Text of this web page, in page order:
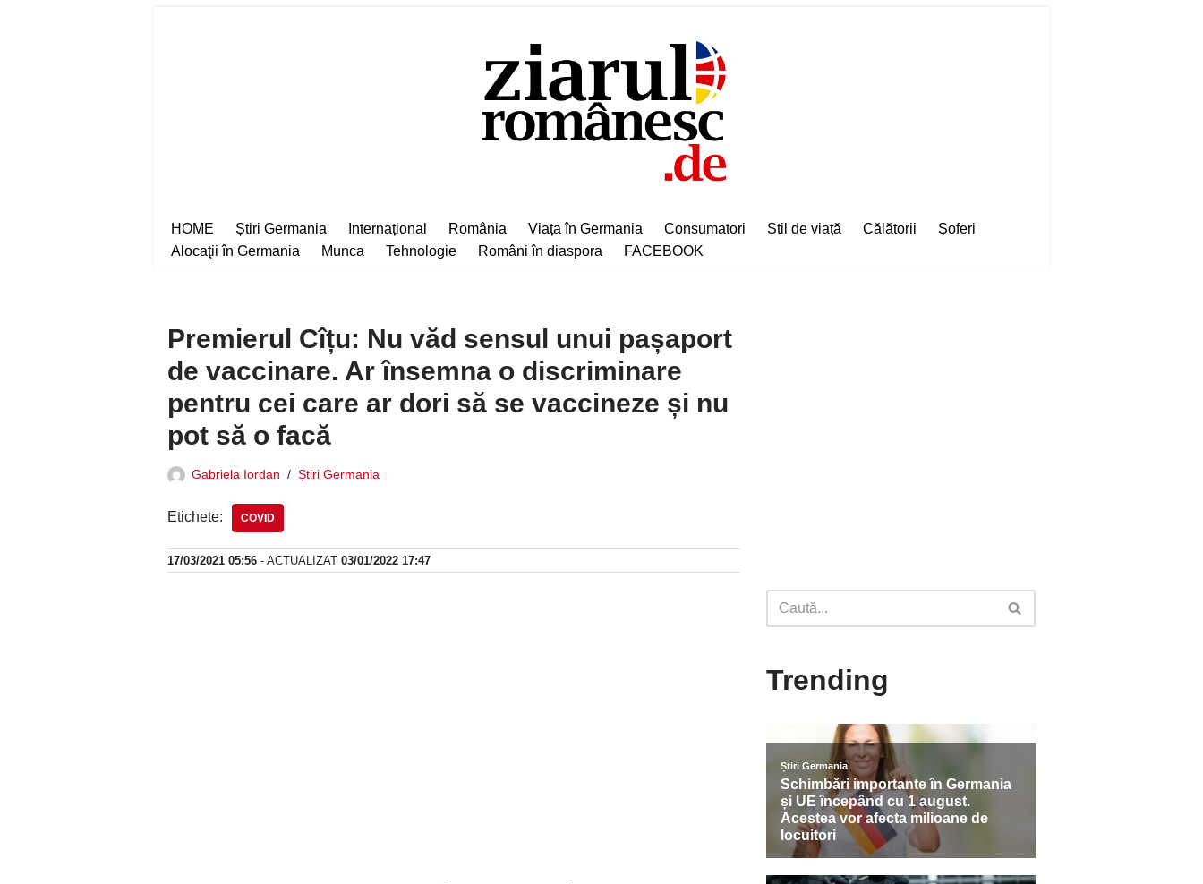
HOME Știri Germania Internațional România Viața în Germania Consumatori Stil de viață Călătorii
Șoferi
Alocaţii în Germania
Munca Tehnologie Români în diaspora FACEBOOK
Premierul Cîțu: Nu văd sensul unui pașaport
de vaccinare. Ar însemna o discriminare
pentru cei care ar dori să se vaccineze și nu
pot să o facă
Gabriela Iordan Știri Germania
Etichete: COVID
17/03/2021 05:56 - ACTUALIZAT 03/01/2022 17:47
Trending